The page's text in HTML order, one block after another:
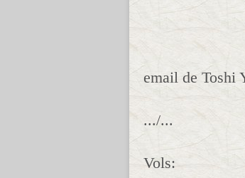
email de Toshi
.../...
Vols: